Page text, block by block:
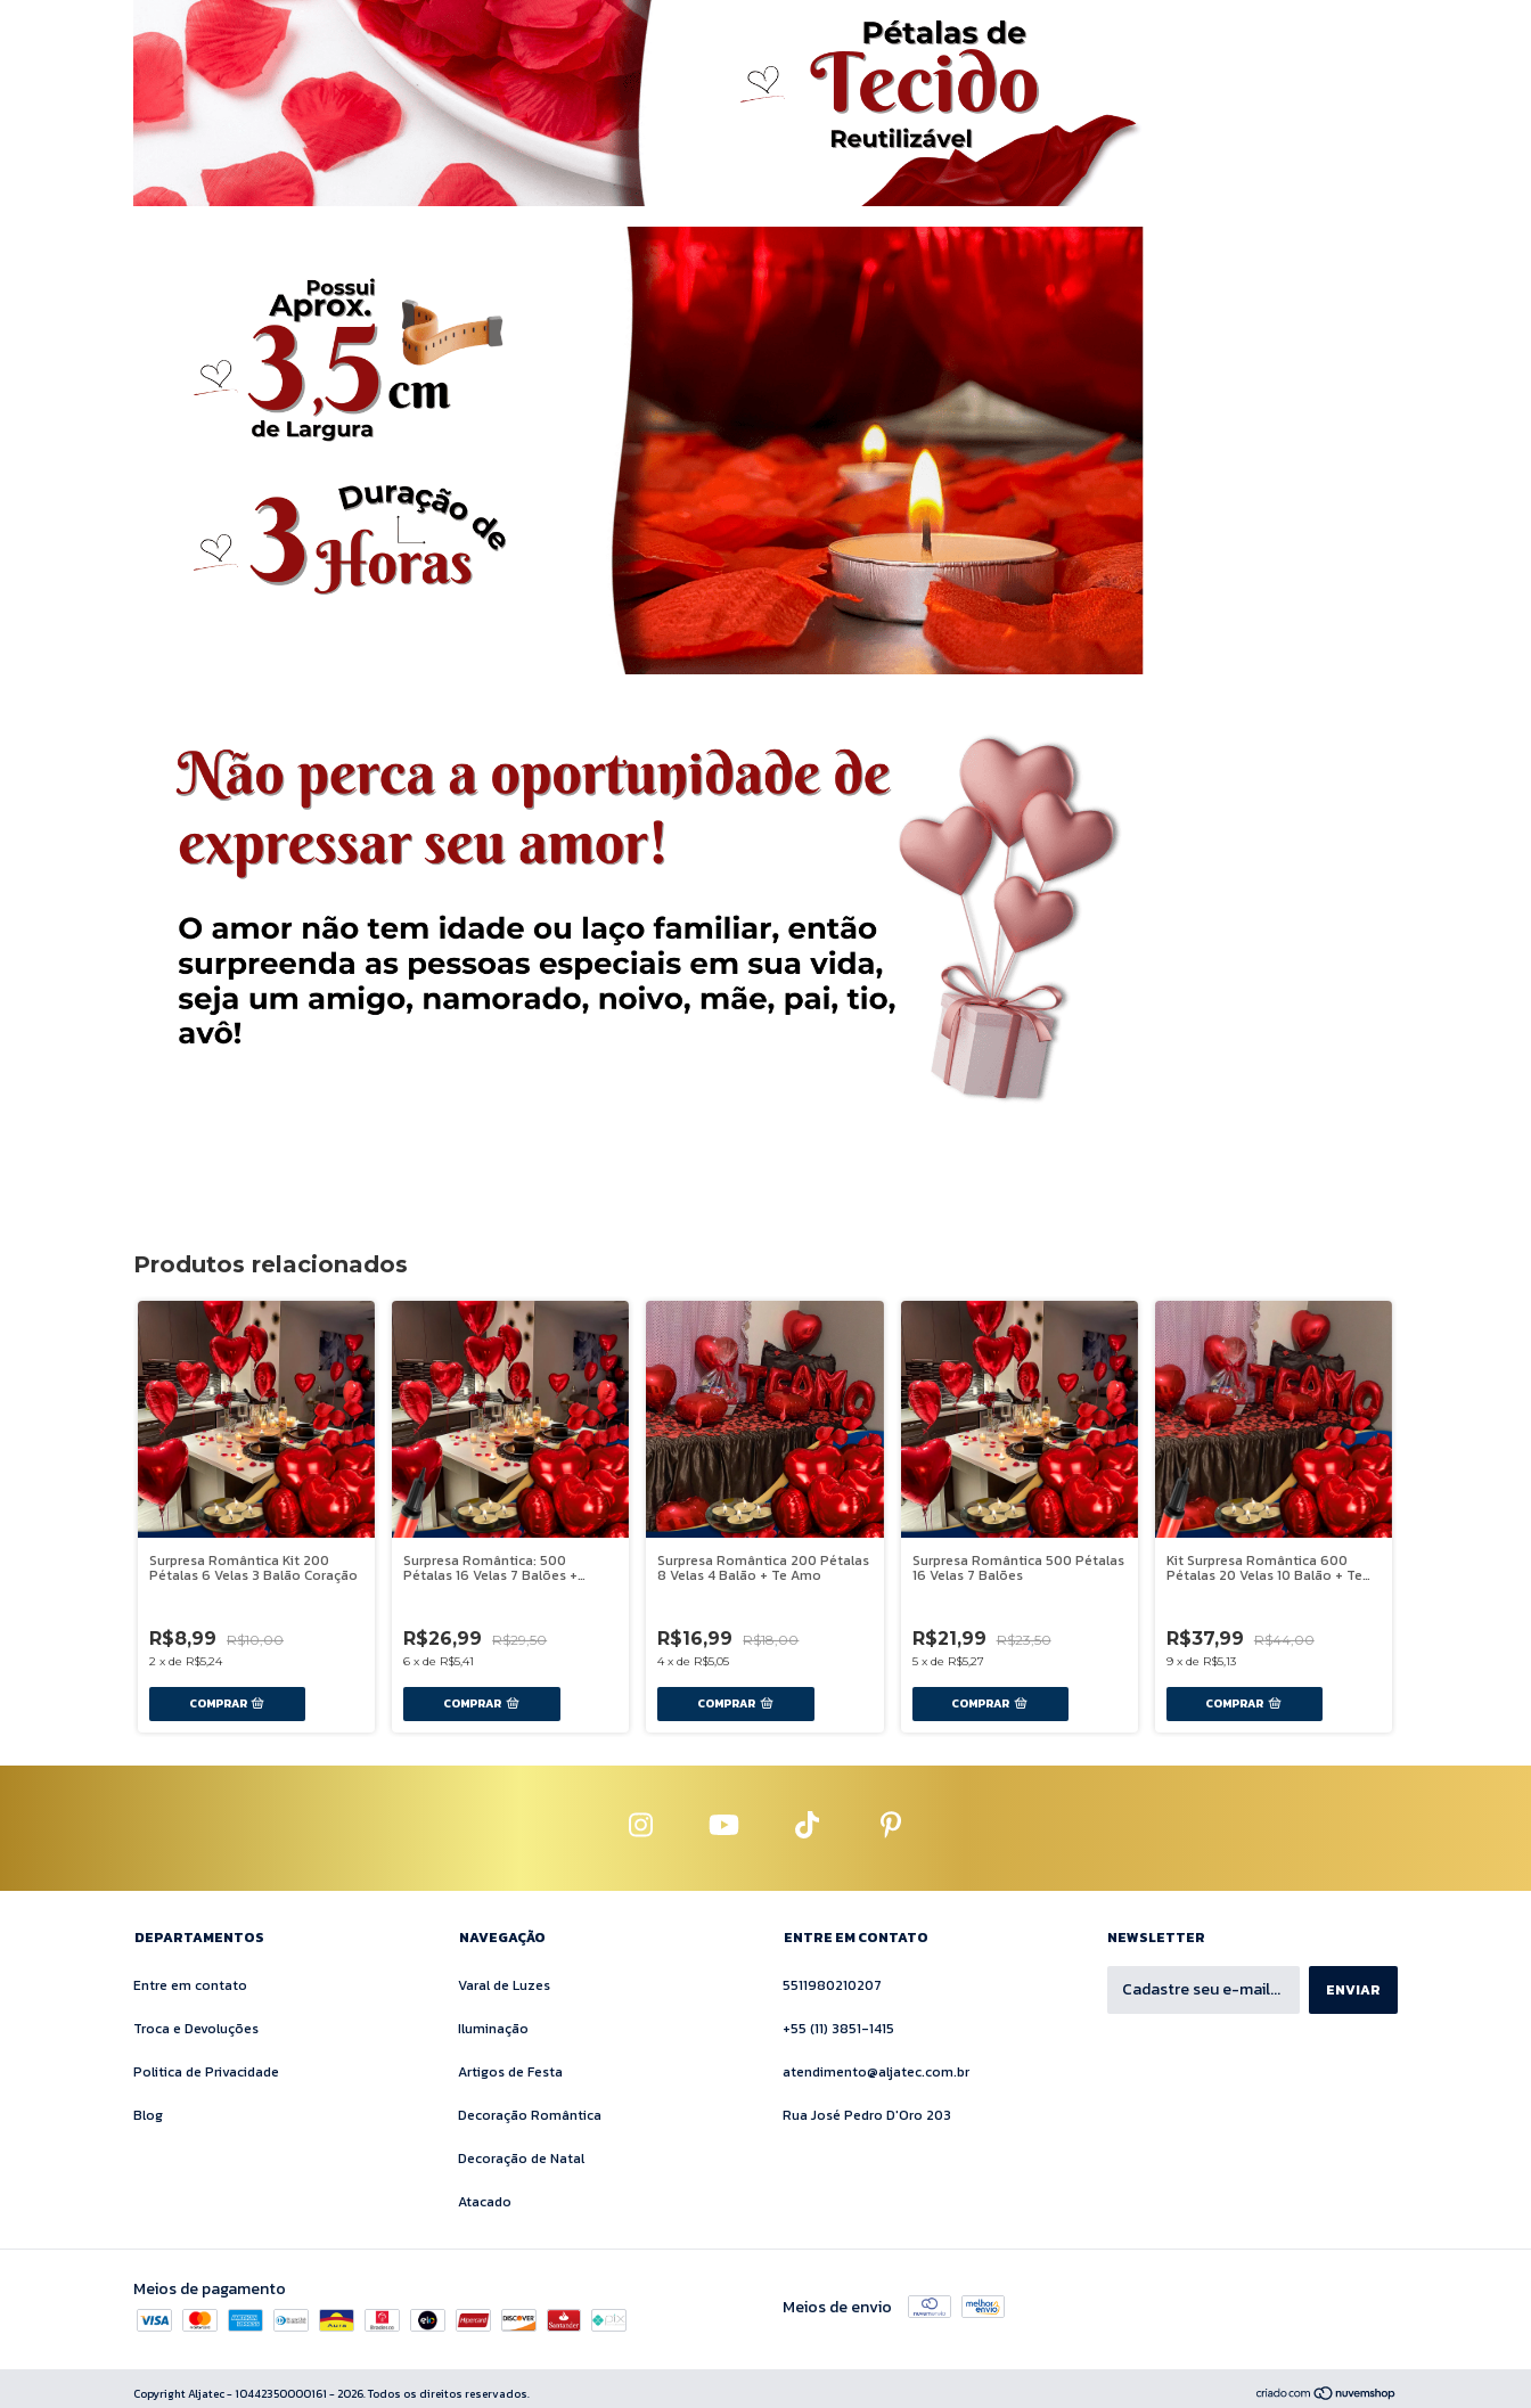
Produtos relacionados
Surpresa Romântica Kit 200
Pétalas 6 Velas 3 Balão Coração
R$8,99 R$10,00
2 x de R$5,24
Surpresa Romântica: 500
Pétalas 16 Velas 7 Balões +
R$26,99 R$29,50
6 xde R$5,41
Surpresa Romântica 200 Pétalas
8 Velas 4 Balão + Te Amo
R$16,99 R$18,00
4 xde R$5,05
Surpresa Romântica 500 Pétalas
16 Velas 7 Balões
R$21,99 R$23,50
5 x de R$5,27
Kit Surpresa Romântica 600
Pétalas 20 Velas 10 Balão + Te
R$37,99 R$44,00
9 x de R$5,13
DEPARTAMENTOS
Entre em contato
Troca e Devoluções
Politica de Privacidade
Blog
NAVEGAÇÃO
Varal de Luzes
Iluminação
Artigos de Festa
Decoração Romântica
Decoração de Natal
Atacado
ENTRE EM CONTATO
5511980210207
+55 (11) 3851-1415
atendimento@aljatec.com.br
Rua José Pedro D'Oro 203
NEWSLETTER
Meios de pagamento
Meios de envio
Copyright Aljatec - 10442350000161 - 2026. Todos os direitos reservados.